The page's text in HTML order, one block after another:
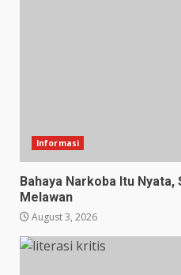
Informasi
Bahaya Narkoba Itu Nyata,
Melawan
August 3, 2026